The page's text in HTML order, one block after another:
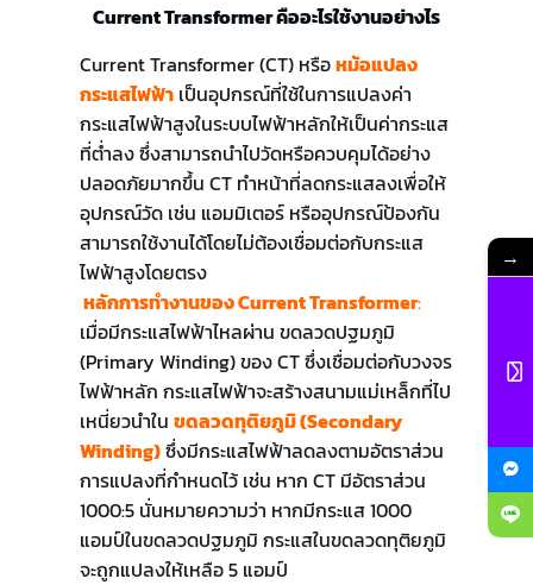
Current Transformer คืออะไรใช้งานอย่างไร
Current Transformer (CT) หรือหม้อแปลง
กระแสไฟฟ้าเป็นอุปกรณ์ที่ใช้ในการแปลงค่า
กระแสไฟฟ้าสูงในระบบไฟฟ้าหลักให้เป็นค่ากระแส
ที่ต่ำลง ซึ่งสามารถนำไปวัดหรือควบคุมได้อย่าง
ปลอดภัยมากขึ้น CT ทำหน้าที่ลดกระแสลงเพื่อให้
อุปกรณ์วัด เช่น แอมมิเตอร์ หรืออุปกรณ์ป้องกัน
สามารถใช้งานได้โดยไม่ต้องเชื่อมต่อกับกระแส
ไฟฟ้าสูงโดยตรง
หลักการทำงานของ Current Transformer:
เมื่อมีกระแสไฟฟ้าไหลผ่าน ขดลวดปฐมภูมิ
(Primary Winding) ของ CT ซึ่งเชื่อมต่อกับวงจร
ไฟฟ้าหลัก กระแสไฟฟ้าจะสร้างสนามแม่เหล็กที่ไป
เหนี่ยวนำใน ขดลวดทุติยภูมิ (Secondary
Winding)ซึ่งมีกระแสไฟฟ้าลดลงตามอัตราส่วน
การแปลงที่กำหนดไว้ เช่น หาก CT มีอัตราส่วน
1000:5 นั่นหมายความว่า หากมีกระแส 1000
แอมป์ในขดลวดปฐมภูมิ กระแสในขดลวดทุติยภูมิ
จะถูกแปลงให้เหลือ 5 แอมป์
→